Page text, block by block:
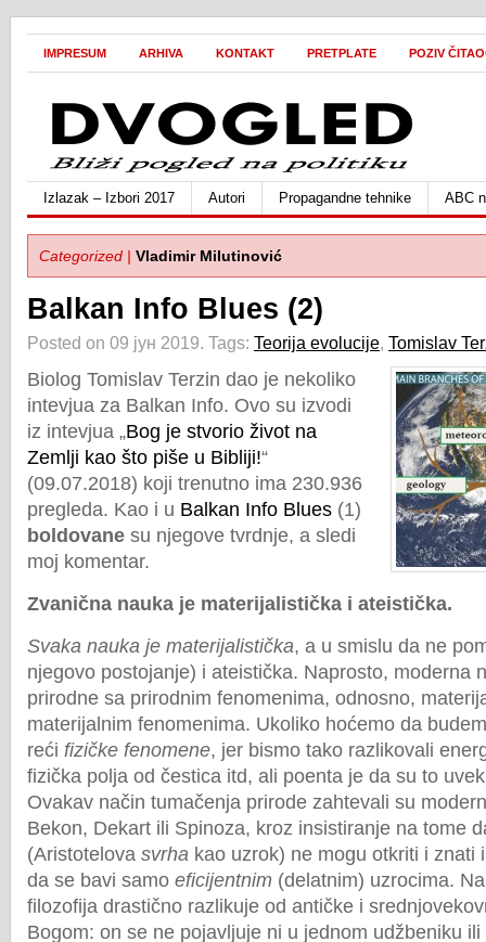
IMPRESUM ARHIVA KONTAKT PRETPLATE POZIV
Izlazak – Izbori 2017 Autori Propagandne tehnike ABC
Categorized | Vladimir Milutinović
Balkan Info Blues (2)
Posted on 09 јун 2019. Tags: Teorija evolucije, Tomislav
Biolog Tomislav Terzin dao je nekoliko
intevjua za Balkan Info. Ovo su izvodi
iz intevjua „Bog je stvorio život na
Zemlji kao što piše u Bibliji!“
(09.07.2018) koji trenutno ima 230.936
pregleda. Kao i u Balkan Info Blues (1)
boldovane su njegove tvrdnje, a sledi
moj komentar.
Zvanična nauka je materijalistička i ateistička.
Svaka nauka je materijalistička, a u smislu da ne
njegovo postojanje) i ateistička. Naprosto, moderna
prirodne sa prirodnim fenomenima, odnosno,
materijalnim fenomenima. Ukoliko hoćemo da
reći fizičke fenomene, jer bismo tako razlikovali
fizička polja od čestica itd, ali poenta je da su to
Ovakav način tumačenja prirode zahtevali su
Bekon, Dekart ili Spinoza, kroz insistiranje na tome
(Aristotelova svrha kao uzrok) ne mogu otkriti i znati
da se bavi samo eficijentnim (delatnim) uzrocima.
filozofija drastično razlikuje od antičke i
Bogom: on se ne pojavljuje ni u jednom udžbeniku